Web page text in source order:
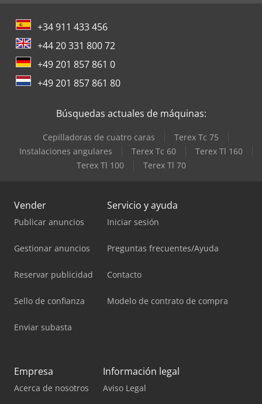
+34 911 433 456
+44 20 331 800 72
+49 201 857 861 0
+49 201 857 861 80
Búsquedas actuales de máquinas:
Cepilladoras de cuatro caras
Terex Tc 75
Instalaciones angulares
Terex Tc 60
Terex Tl 160
Terex Tl 100
Terex Tl 70
Vender
Publicar anuncios
Gestionar anuncios
Reservar publicidad
Sello de confianza
Enviar subasta
Servicio y ayuda
Iniciar sesión
Preguntas frecuentes/Ayuda
Contacto
Modelo de contrato de compra
Empresa
Acerca de nosotros
Información legal
Aviso Legal